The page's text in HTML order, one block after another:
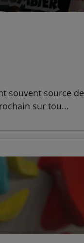
souvent source
sur tou...